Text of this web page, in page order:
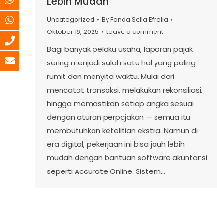
Uncategorized ByFanda Sella Efrelia
Oktober 16, 2025
Leave a comment
Bagi banyak pelaku usaha, laporan pajak
sering menjadi salah satu hal yang paling
rumit dan menyita waktu. Mulai dari
mencatat transaksi, melakukan rekonsiliasi,
hingga memastikan setiap angka sesuai
dengan aturan perpajakan — semua itu
membutuhkan ketelitian ekstra. Namun di
era digital, pekerjaan ini bisa jauh lebih
mudah dengan bantuan software akuntansi
seperti Accurate Online. Sistem…